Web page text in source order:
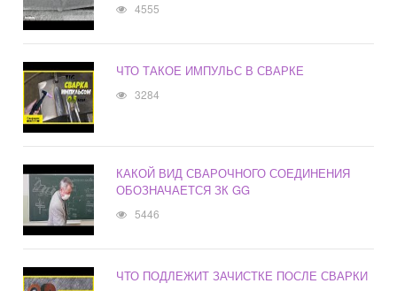
4555
ЧТО ТАКОЕ ИМПУЛЬС В СВАРКЕ
3284
КАКОЙ ВИД СВАРОЧНОГО СОЕДИНЕНИЯ
ОБОЗНАЧАЕТСЯ ЗК GG
5446
ЧТО ПОДЛЕЖИТ ЗАЧИСТКЕ ПОСЛЕ СВАРКИ